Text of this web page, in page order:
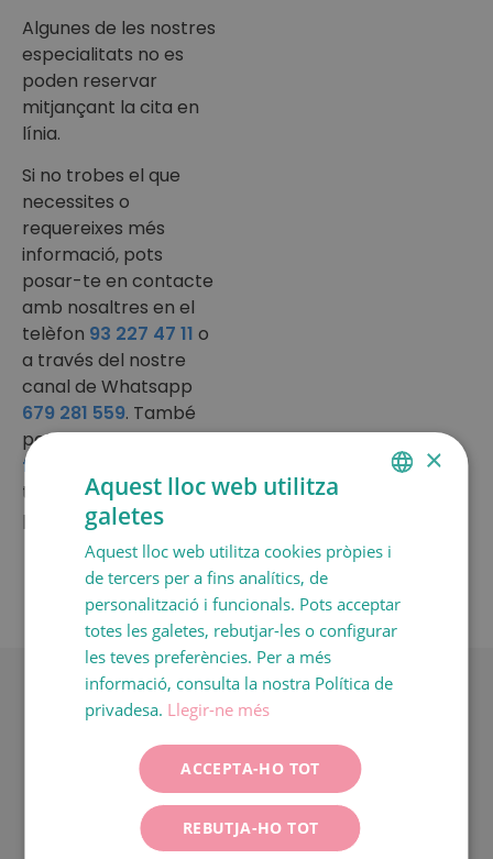
Algunes de les nostres
especialitats no es
poden reservar
mitjançant la cita en
línia.
Si no trobes el que
necessites o
requereixes més
informació, pots
posar-te en contacte
amb nosaltres en el
telèfon 93 227 47 11 o
a través del nostre
canal de Whatsapp
679 281 559. També
pots omplir aquest
formulario
trucarem al més aviat
possible.
Tots els tractaments
Fecundació in vitro
Inseminació artificial
No em quedo
embarassada
Prediagnòstic online
Calculadora d’ovulació
Estudi de fertilitat de la
CATALÀ
FRANÇAIS
×
Aquest lloc web utilitza
galetes
Aquest lloc web utilitza cookies pròpies i
de tercers per a fins analítics, de
personalització i funcionals. Pots acceptar
totes les galetes, rebutjar-les o configurar
les teves preferències. Per a més
informació, consulta la nostra Política de
privadesa. Llegir-ne més
ACCEPTA-HO TOT
REBUTJA-HO TOT